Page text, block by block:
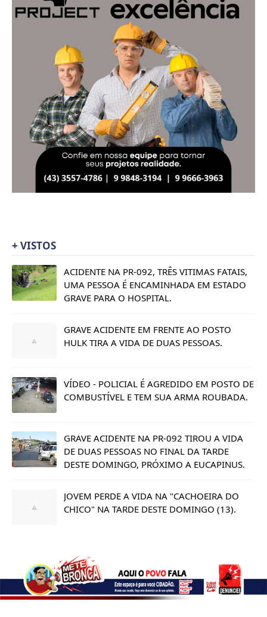
+ VISTOS
ACIDENTE NA PR-092, TRÊS VITIMAS FATAIS,
UMA PESSOA É ENCAMINHADA EM ESTADO
GRAVE PARA O HOSPITAL.
GRAVE ACIDENTE EM FRENTE AO POSTO
HULK TIRA A VIDA DE DUAS PESSOAS.
VÍDEO - POLICIAL É AGREDIDO EM POSTO DE
COMBUSTÍVEL E TEM SUA ARMA ROUBADA.
GRAVE ACIDENTE NA PR-092 TIROU A VIDA
DE DUAS PESSOAS NO FINAL DA TARDE
DESTE DOMINGO, PRÓXIMO A EUCAPINUS.
JOVEM PERDE A VIDA NA "CACHOEIRA DO
CHICO" NA TARDE DESTE DOMINGO (13).